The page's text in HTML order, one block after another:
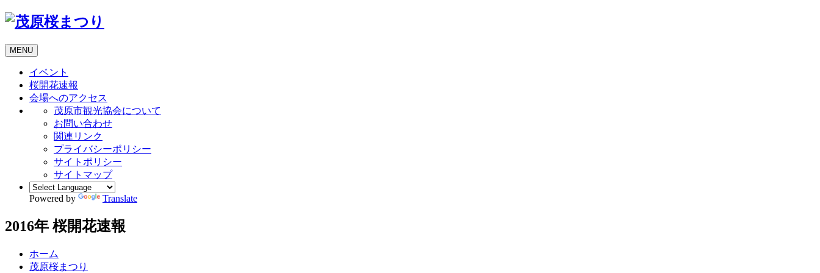
MENU
イベント
桜開花速報
会場へのアクセス
茂原市観光協会について
お問い合わせ
関連リンク
プライバシーポリシー
サイトポリシー
サイトマップ
Powered by Translate
2016年 桜開花速報
ホーム
茂原桜まつり